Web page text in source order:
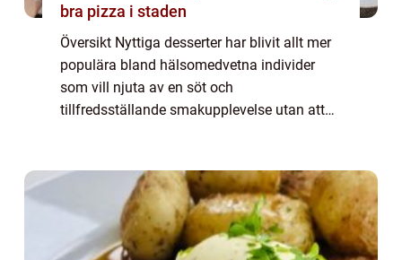
bra pizza i staden
Översikt Nyttiga desserter har blivit allt mer
populära bland hälsomedvetna individer
som vill njuta av en söt och
tillfredsställande smakupplevelse utan att
översikt ö...